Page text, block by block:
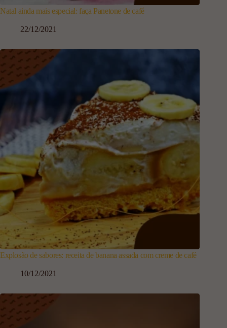
Natal ainda mais especial: faça Panetone de café
22/12/2021
Explosão de sabores: receita de banana assada com creme de café
10/12/2021